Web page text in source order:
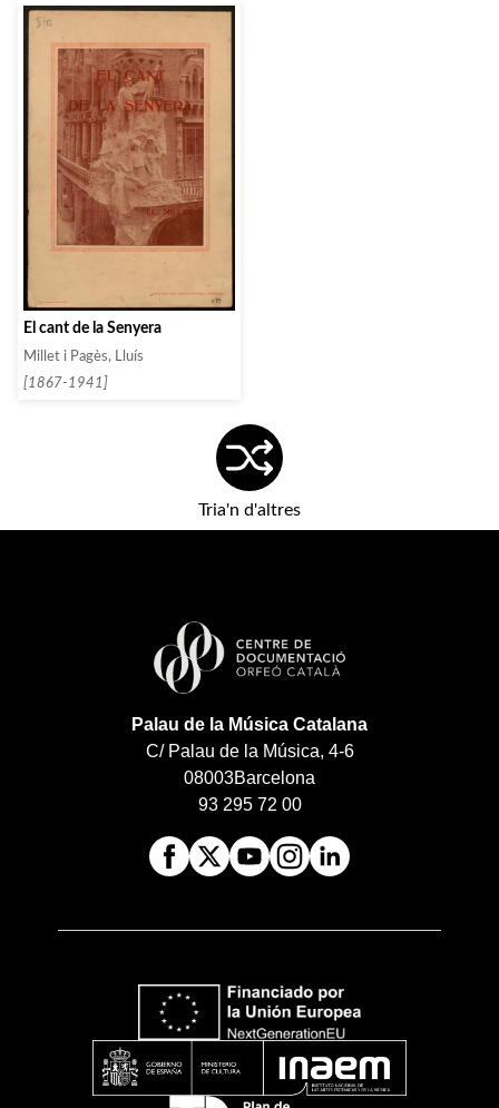
El cant de la Senyera
Millet i Pagès, Lluís
[1867-1941]
Tria'n d'altres
Palau de la Música Catalana
C/ Palau de la Música, 4-6
08003Barcelona
93 295 72 00